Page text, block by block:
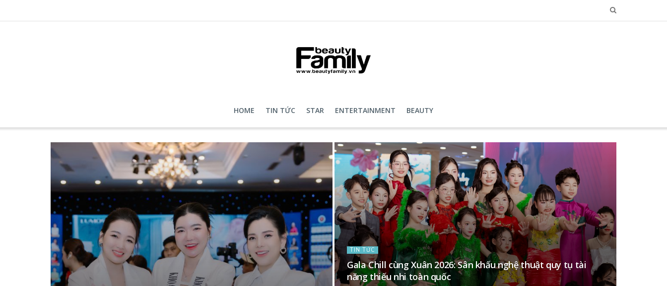
HOME TIN TỨC STAR ENTERTAINMENT BEAUTY
TIN TỨC
Gala Chill cùng Xuân 2026: Sân khấu nghệ thuật quy tụ tài
năng thiếu nhi toàn quốc